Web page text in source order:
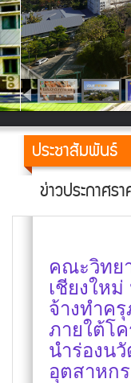
ประชาสัมพันธ์
ข่าวประกาศร
คณะวิทย
เชียงให
จ้างทำค
ภายใต้โค
นำร่องน
อุตสาหก